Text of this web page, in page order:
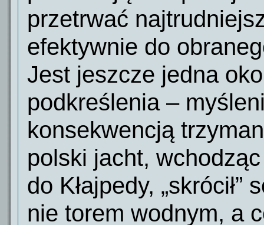
przetrwać
efektywnie do
Jest jeszcze jedna
podkreślenia –
konsekwencją
polski jacht,
do Kłajpedy,
nie torem wodnym, a